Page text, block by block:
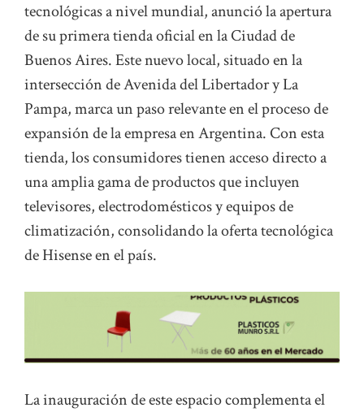
tecnológicas a nivel mundial, anunció la apertura
de su primera tienda oficial en la Ciudad de
Buenos Aires. Este nuevo local, situado en la
intersección de Avenida del Libertador y La
Pampa, marca un paso relevante en el proceso de
expansión de la empresa en Argentina. Con esta
tienda, los consumidores tienen acceso directo a
una amplia gama de productos que incluyen
televisores, electrodomésticos y equipos de
climatización, consolidando la oferta tecnológica
de Hisense en el país.
La inauguración de este espacio complementa el